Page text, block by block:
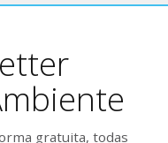
gratuita, todas